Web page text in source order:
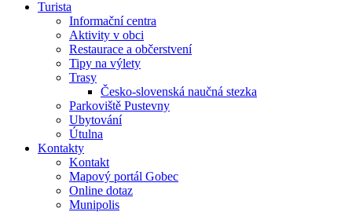
Turista
Informační centra
Aktivity v obci
Restaurace a občerstvení
Tipy na výlety
Trasy
Česko-slovenská naučná stezka
Parkoviště Pustevny
Ubytování
Útulna
Kontakty
Kontakt
Mapový portál Gobec
Online dotaz
Munipolis